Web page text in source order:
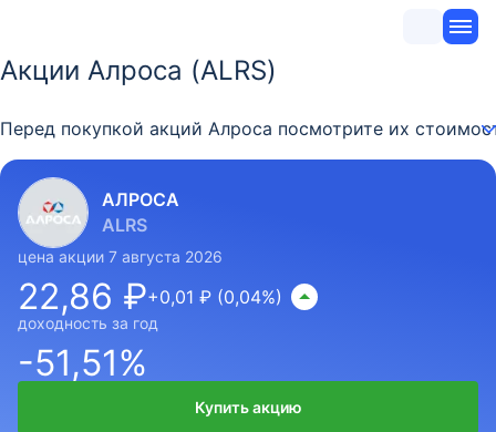
Акции Алроса (ALRS)
Перед покупкой акций Алроса посмотрите их
АЛРОСА
ALRS
цена акции 7 августа 2026
22,86 ₽+0,01 ₽ (0,04%)
доходность за год
-51,51%
Купить акцию